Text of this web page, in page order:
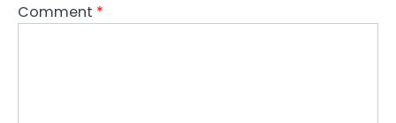
Comment *